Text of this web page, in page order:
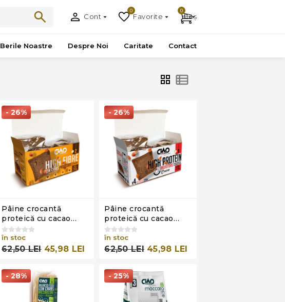
Cont Favorite
0
Coș
0
Berile Noastre Despre Noi Caritate Contact
- 26%
Pâine crocantă
proteică cu cacao
Prototoast Stage 2,
Ciao Carb, 200g
(4x50g)
în stoc
62,50 LEI 45,98 LEI
- 26%
Pâine crocantă
proteică cu cacao
Prototoast, Ciao Carb,
200g (4x50g)
în stoc
62,50 LEI 45,98 LEI
- 28% - 25%